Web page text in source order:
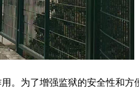
。为了增强监狱的安全性和